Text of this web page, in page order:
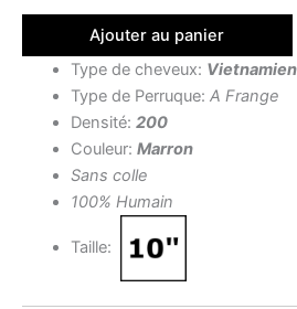
Ajouter au panier
Type de cheveux: Vietnamien
Type de Perruque: A Frange
Densité: 200
Couleur: Marron
Sans colle
100% Humain
Taille: